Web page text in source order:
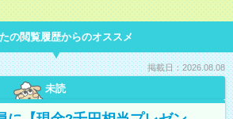
の閲覧履歴からのオススメ
掲載日：2026.08.08
未読